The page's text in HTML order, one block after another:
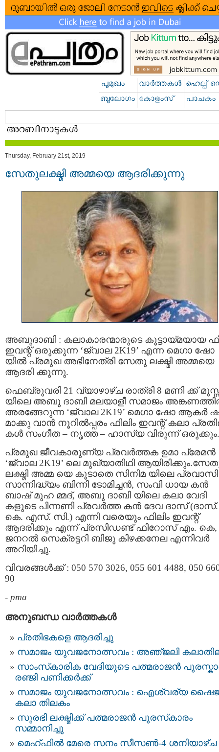
Thursday, February 21st, 2019
സേതുലക്ഷ്മി അമ്മയെ ആദരിക്കുന്നു
അബുദാബി : കലാകാരന്മാരുടെ കൂട്ടായ്മയായ
ഇവന്റ് ഒരുക്കുന്ന ‘ജ്വാല 2K19’ എന്ന മെഗാ ഷോ
യിൽ പ്രമുഖ അഭിനേത്രി സേതു ലക്ഷ്മി അമ്മയെ
ആദരി ക്കുന്നു.
ഫെബ്രുവരി 21 വ്യാഴാഴ്ച രാത്രി 8 മണി ക്ക്
യിലെ അബു ദാബി മലയാളീ സമാജം
അരങ്ങേറുന്ന ‘ജ്വാല 2K19’ മെഗാ ഷോ ആകർ
മാക്കു വാൻ നൂറിൽപ്പരം ഫിലിം ഇവന്റ് കലാ
കൾ സംഗീത – നൃത്ത – ഹാസ്യ വിരുന്ന് ഒരുക്കും.
പ്രമുഖ ജീവകാരുണ്യ പ്രവർത്തക ഉമാ പ്രേമൻ
‘ജ്വാല 2K19’ ലെ മുഖ്യാതിഥി
ലക്ഷ്മി അമ്മ യെ കൂടാതെ സിനിമ യിലെ പ്രവാസി
സാന്നിദ്ധ്യം ബിന്നി ടോമിച്ചൻ, സംവി ധായ കൻ
ബാഷ് മുഹ മ്മദ്, അബു ദാബി യിലെ കലാ വേദി
കളുടെ പിന്നണി പ്രവർത്ത കൻ ദേവ ദാസ് (ദാസ്.
കെ. എസ്. സി.) എന്നി വരെയും ഫിലിം ഇവന്റ്
ആദരിക്കും എന്ന് പ്രസിഡണ്ട് ഫിറോസ് എം. കെ,
ജനറൽ സെക്രട്ടറി ബിജു കിഴക്കനേല എന്നിവർ
അറിയിച്ചു.
വിവരങ്ങൾക്ക് : 050 570 3026, 055 601 4488, 050
90
- pma
അനുബന്ധ വാര്‍ത്തകള്‍
പ്രതിഭകളെ ആദരിച്ചു
സമാജം യുവജനോത്സവം : അഞ്‌ജലി
സാംസ്‌കാരിക വേദിയുടെ പത്മരാജൻ
രഞ്ജി പണിക്കര്‍ക്ക്
സമാജം യുവജനോത്സവം : ഐശ്വര്യ
കലാ തിലകം
സുരഭി ലക്ഷ്മിക്ക് പത്മരാജൻ പുരസ്‌കാരം
സമ്മാനിച്ചു
മെഹ്ഫിൽ മേരെ സനം സീസൺ-4 ശനിയാഴ്ച